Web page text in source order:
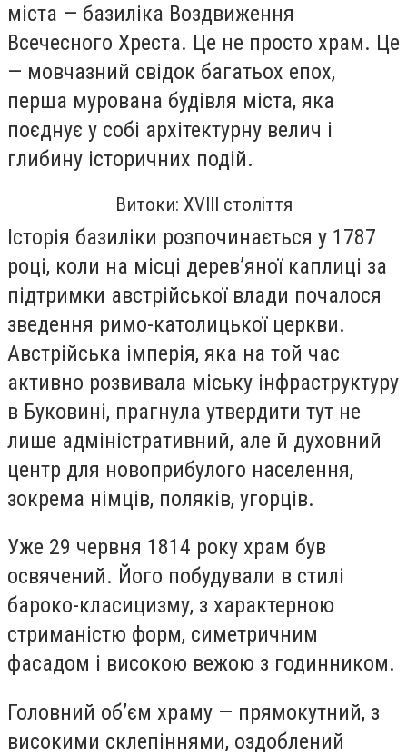
міста — базиліка Воздвиження
Всечесного Хреста. Це не просто храм. Це
— мовчазний свідок багатьох епох,
перша мурована будівля міста, яка
поєднує у собі архітектурну велич і
глибину історичних подій.
Витоки: XVIII століття
Історія базиліки розпочинається у 1787
році, коли на місці дерев’яної каплиці за
підтримки австрійської влади почалося
зведення римо-католицької церкви.
Австрійська імперія, яка на той час
активно розвивала міську інфраструктуру
в Буковині, прагнула утвердити тут не
лише адміністративний, але й духовний
центр для новоприбулого населення,
зокрема німців, поляків, угорців.
Уже 29 червня 1814 року храм був
освячений. Його побудували в стилі
бароко-класицизму, з характерною
стриманістю форм, симетричним
фасадом і високою вежою з годинником.
Головний об’єм храму — прямокутний, з
високими склепіннями, оздоблений